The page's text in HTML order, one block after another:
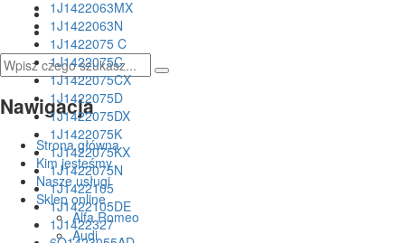
1J1422063MX
1J1422063N
1J1422075 C
1J1422075C
1J1422075CX
1J1422075D
1J1422075DX
1J1422075K
1J1422075KX
1J1422075N
1J1422105
1J1422105DE
1J1422327
Nawigacja
Strona główna
Kim jesteśmy
Nasze usługi
Sklep online
Alfa Romeo
Audi